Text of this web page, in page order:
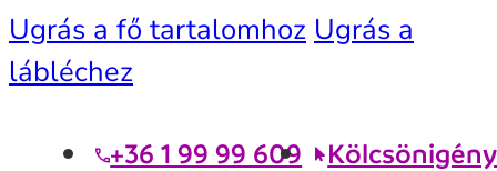
Ugrás a fő tartalomhoz Ugrás a
lábléchez
+36 1 99 99 609